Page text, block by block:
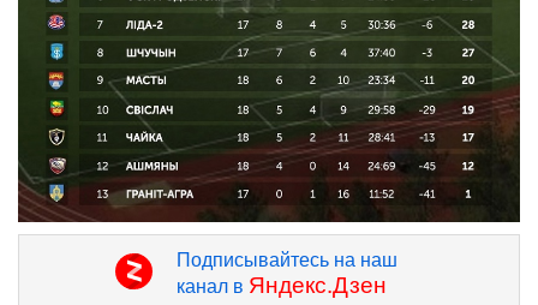
Подписывайтесь на наш
канал в Яндекс.Дзен